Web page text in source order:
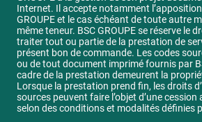
Internet. Il accepte notamment
GROUPE et le cas échéant de toute autre
même teneur. BSC GROUPE se réserve le
traiter tout ou partie de la prestation de
présent bon de commande. Les codes
ou de tout document imprimé fournis par
cadre de la prestation demeurent la
Lorsque la prestation prend fin, les droits
sources peuvent faire l’objet d’une
selon des conditions et modalités définies